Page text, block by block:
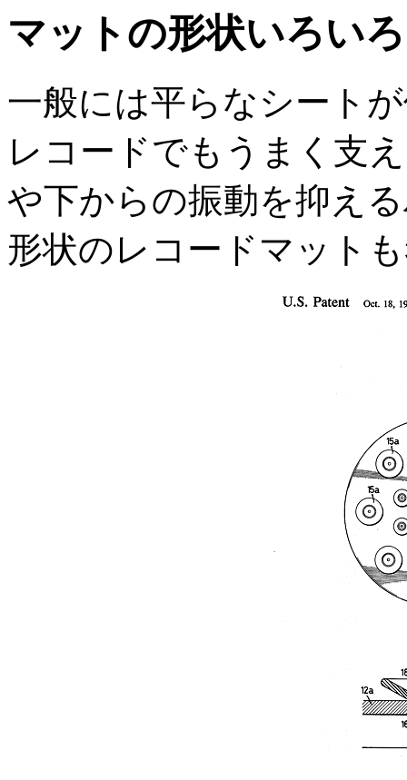
マットの形状いろいろ
一般には平らなシート
レコードでもうまく支
や下からの振動を抑え
形状のレコードマット